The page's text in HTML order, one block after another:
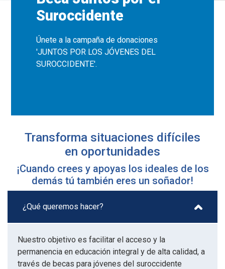
Suroccidente
Únete a la campaña de donaciones
'JUNTOS POR LOS JÓVENES DEL
SUROCCIDENTE'.
Transforma situaciones difíciles
en oportunidades
¡Cuando crees y apoyas los ideales de los
demás tú también eres un soñador!
¿Qué queremos hacer?
Nuestro objetivo es facilitar el acceso y la
permanencia en educación integral y de alta calidad, a
través de becas para jóvenes del suroccidente